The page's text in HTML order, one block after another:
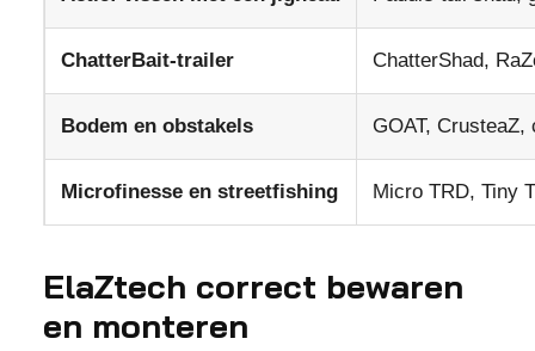
ChatterBait-trailer ChatterShad,
Bodem en obstakels GOAT,
Microfinesse en streetfishing Micro TRD, Tiny
ElaZtech correct bewaren
en monteren